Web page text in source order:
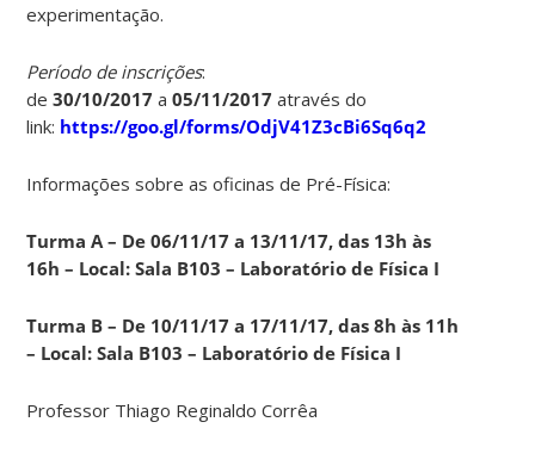
experimentação.
Período de inscrições:
de30/10/2017 a05/11/2017 através do
link: https://goo.gl/forms/OdjV41Z3cBi6Sq6q2
Informações sobre as oficinas de Pré-Física:
Turma A – De 06/11/17 a 13/11/17, das 13h às
16h – Local: Sala B103 – Laboratório de Física I
Turma B – De 10/11/17 a 17/11/17, das 8h às 11h
– Local: Sala B103 – Laboratório de Física I
Professor Thiago Reginaldo Corrêa